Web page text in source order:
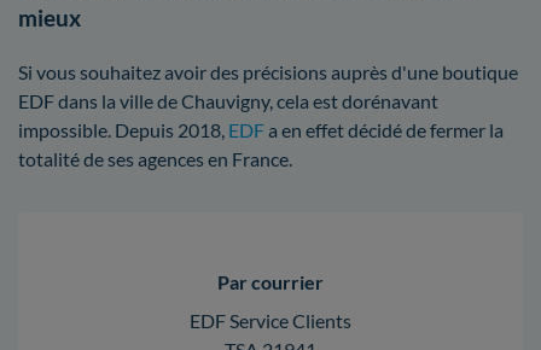
mieux
Si vous souhaitez avoir des précisions auprès d'une boutique
EDF dans la ville de Chauvigny, cela est dorénavant
impossible. Depuis 2018, EDFa en effet décidé de fermer la
totalité de ses agences en France.
Par courrier
EDF Service Clients